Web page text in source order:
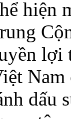
hiện
lợi
dấu